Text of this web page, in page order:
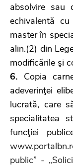
absolvire sau
echivalentă
master în
alin.(2) din
modificările şi
6. Copia
adeverinţei
lucrată, care
specialitatea
funcţiei
public” -